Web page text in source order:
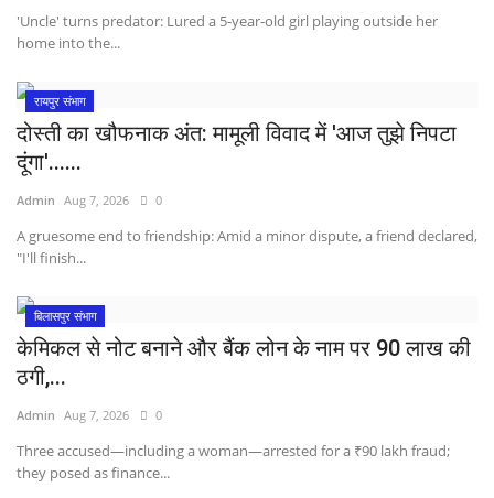
'Uncle' turns predator: Lured a 5-year-old girl playing outside her
home into the...
रायपुर संभाग
दोस्ती का खौफनाक अंत: मामूली विवाद में 'आज तुझे निपटा
दूंगा'......
Admin Aug 7, 2026 0
A gruesome end to friendship: Amid a minor dispute, a friend declared,
"I'll finish...
बिलासपुर संभाग
केमिकल से नोट बनाने और बैंक लोन के नाम पर 90 लाख की
ठगी,...
Admin Aug 7, 2026 0
Three accused—including a woman—arrested for a ₹90 lakh fraud;
they posed as finance...